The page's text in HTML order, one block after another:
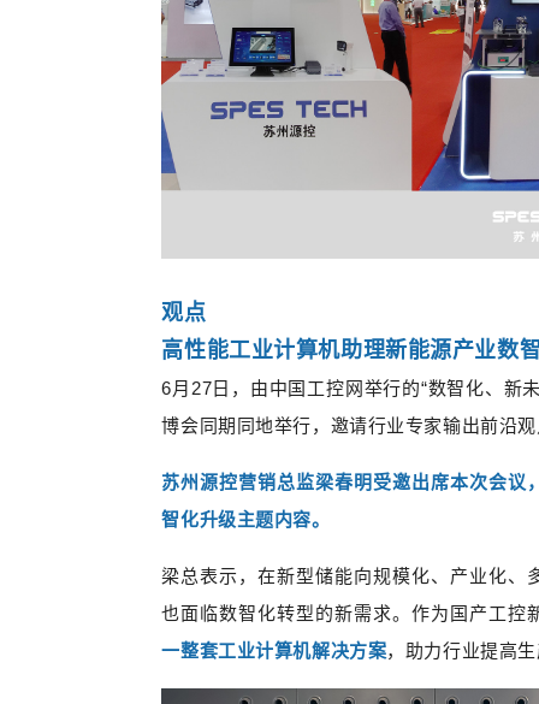
观点
高性能工业计算机助理新能源产业数
6月27日，由中国工控网举行的“数智化、新
博会同期同地举行，邀请行业专家输出前沿
苏州源控营销总监梁春明受邀出席本次会议
智化升级主题内容。
梁总表示，在新型储能向规模化、产业化、
也面临数智化转型的新需求。作为国产工控
一整套工业计算机解决方案，助力行业提高